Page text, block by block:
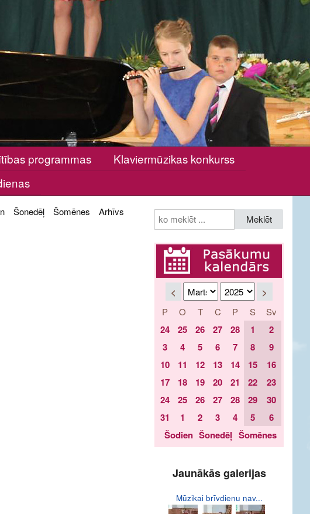
programmas
Klaviermūzikas konkurss
Šonedēļ Šomēnes Arhīvs
Meklēt
< >
P O T C P S Sv
24 25 26 27 28 1
2
3
4 5 6 7 8
9
10
11 12 13 14 15
16
17
18 19 20 21 22
23
24
25 26 27 28 29
30
31
1 2 3 4 5
6
Šodien Šonedēļ Šomēnes
Jaunākās galerijas
Mūzikai brīvdienu nav...